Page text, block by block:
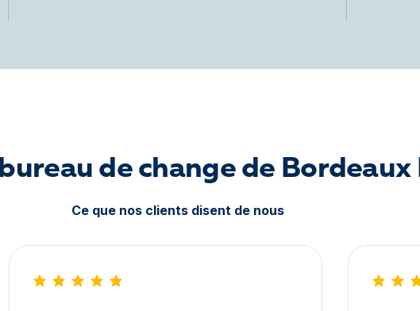
de change de Bordeaux
Ce que nos clients disent de nous